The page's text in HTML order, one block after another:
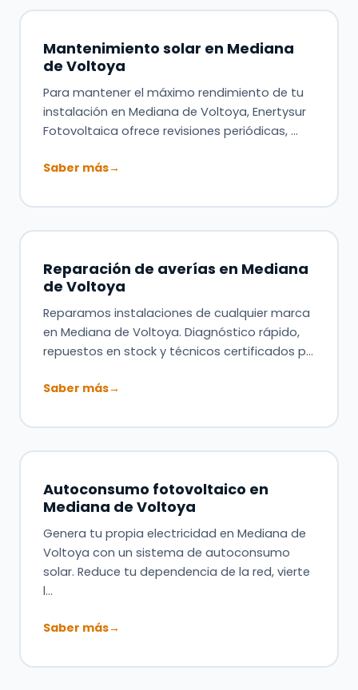
Mantenimiento solar en Mediana
de Voltoya
Para mantener el máximo rendimiento de tu
instalación en Mediana de Voltoya, Enertysur
Fotovoltaica ofrece revisiones periódicas, …
Saber más→
Reparación de averías en Mediana
de Voltoya
Reparamos instalaciones de cualquier marca
en Mediana de Voltoya. Diagnóstico rápido,
repuestos en stock y técnicos certificados p…
Saber más→
Autoconsumo fotovoltaico en
Mediana de Voltoya
Genera tu propia electricidad en Mediana de
Voltoya con un sistema de autoconsumo
solar. Reduce tu dependencia de la red, vierte
l…
Saber más→